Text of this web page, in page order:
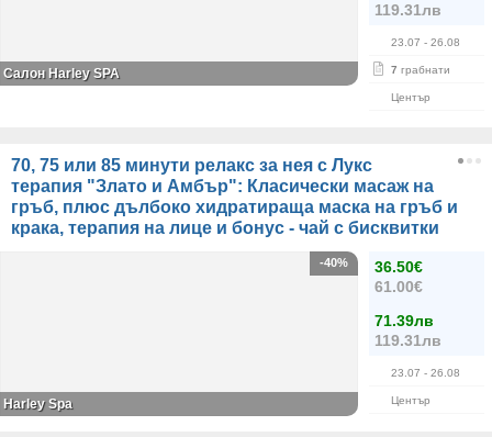
119.31лв
23.07 - 26.08
7 грабнати
Център
Салон Harley SPA
70, 75 или 85 минути релакс за нея с Лукс
терапия "Злато и Амбър": Класически масаж на
гръб, плюс дълбоко хидратираща маска на гръб и
крака, терапия на лице и бонус - чай с бисквитки
36.50€
61.00€
71.39лв
119.31лв
23.07 - 26.08
Център
-40%
Harley Spa